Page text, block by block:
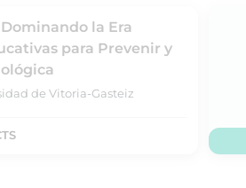
la Era
para Prevenir y
de Vitoria-Gasteiz